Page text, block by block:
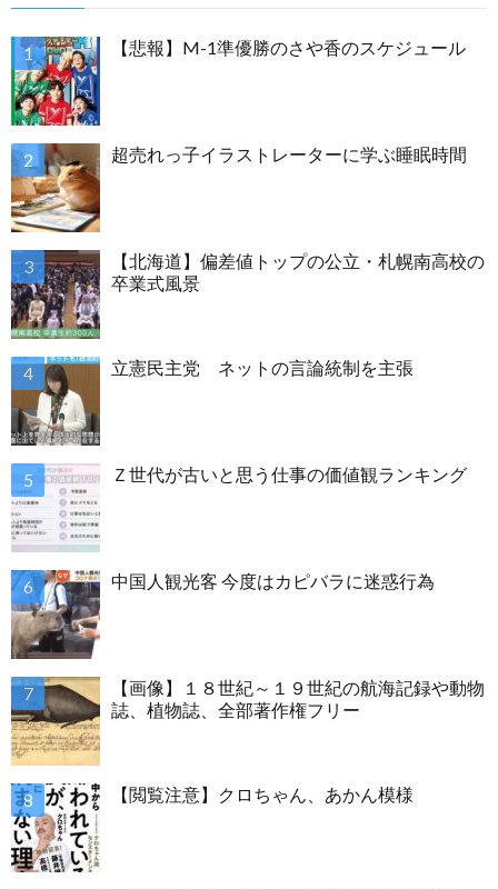
【悲報】M-1準優勝のさや香のスケジュール
超売れっ子イラストレーターに学ぶ睡眠時間
【北海道】偏差値トップの公立・札幌南高校の
卒業式風景
立憲民主党 ネットの言論統制を主張
Ｚ世代が古いと思う仕事の価値観ランキング
中国人観光客 今度はカピバラに迷惑行為
【画像】１８世紀～１９世紀の航海記録や動物
誌、植物誌、全部著作権フリー
【閲覧注意】クロちゃん、あかん模様